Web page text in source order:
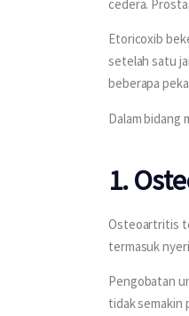
cedera.
Etoricoxib
setelah satu
beberapa
Dalam bidang
1.
Osteoartritis
termasuk
Pengobatan
tidak semakin